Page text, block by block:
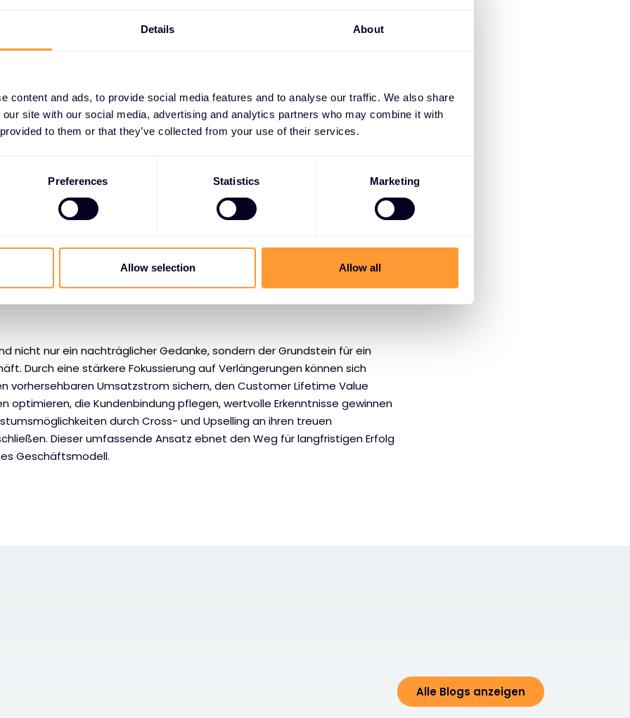
Details About
content and ads, to provide social media features and to analyse our traffic. We also share
site with our social media, advertising and analytics partners who may combine it with
to them or that they’ve collected from your use of their services.
Preferences Statistics Marketing
Allow selection Allow all
das Produkt oder die Dienstleistung mit größerer Wahrscheinlichkeit weiter,
und fördern das organische Wachstum.
Kundeneinblicken:
zu sammeln. Unternehmen können dieses Feedback nutzen, um
ihrer Kunden zu gewinnen, Verbesserungsmöglichkeiten zu erkennen
auf die sich entwickelnden Kundenanforderungen abzustimmen.
treuen Kunden:
mit 50 % höherer Wahrscheinlichkeit neue Produkte aus und geben 31 %
für zusätzliche Produkte oder höherwertige Tarife, einschließlich neuer
nicht nur ein nachträglicher Gedanke, sondern der Grundstein für ein
Durch eine stärkere Fokussierung auf Verlängerungen können sich
vorhersehbaren Umsatzstrom sichern, den Customer Lifetime Value
optimieren, die Kundenbindung pflegen, wertvolle Erkenntnisse gewinnen
durch Cross- und Upselling an ihren treuen
Dieser umfassende Ansatz ebnet den Weg für langfristigen Erfolg
Geschäftsmodell.
Alle Blogs anzeigen